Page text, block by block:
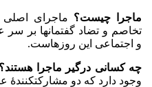
ماجرا چیست؟ ماجرای اصلی
تخاصم و تضاد گفتمان­ها بر سر
و اجتماعی این روزهاست.
چه کسانی درگیر ماجرا
وجود دارد که دو